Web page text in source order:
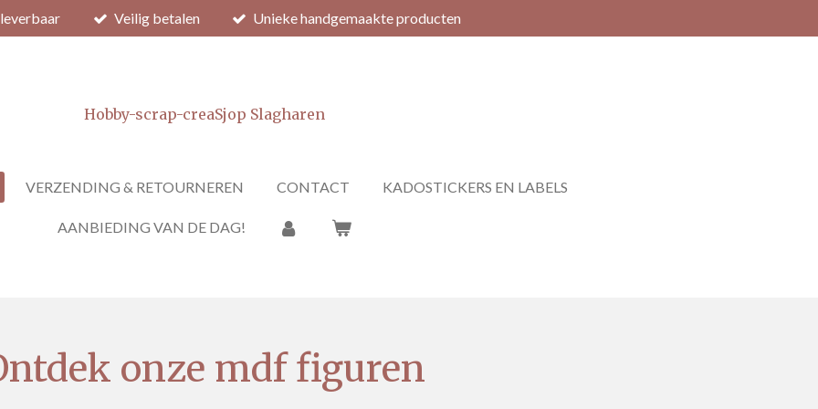
Veilig betalen Unieke handgemaakte producten
Hobby-scrap-creaSjop Slagharen
VERZENDING & RETOURNEREN CONTACT KADOSTICKERS EN LABELS
AANBIEDING VAN DE DAG!
onze mdf figuren